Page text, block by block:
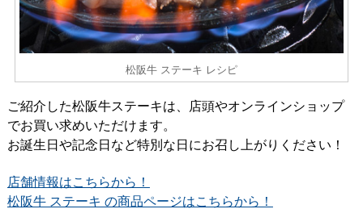
松阪牛 ステーキ レシピ
ご紹介した松阪牛ステーキは、店頭やオンラインショップ
でお買い求めいただけます。
お誕生日や記念日など特別な日にお召し上がりください！
店舗情報はこちらから！
松阪牛 ステーキ の商品ページはこちらから！